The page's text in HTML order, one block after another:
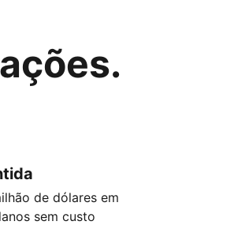
de dólares em
sem custo